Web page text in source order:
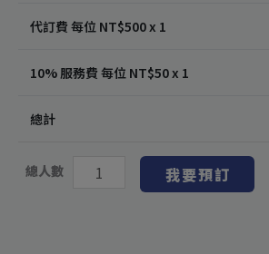
代訂費 每位 NT$500x 1
10% 服務費 每位 NT$50x 1
總計
總人數 我要預訂